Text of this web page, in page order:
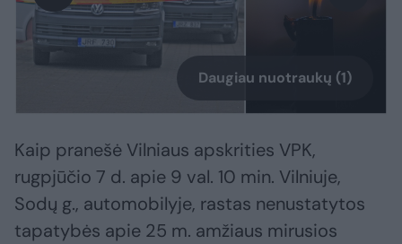
Daugiau nuotraukų (1)
Kaip pranešė Vilniaus apskrities VPK,
rugpjūčio 7 d. apie 9 val. 10 min. Vilniuje,
Sodų g., automobilyje, rastas nenustatytos
tapatybės apie 25 m. amžiaus mirusios